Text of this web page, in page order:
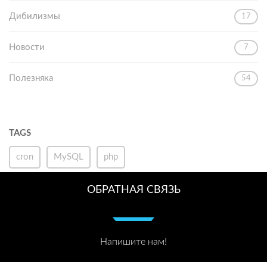
Дибилизмы 17
Новости 7
Полезняка 54
TAGS
cron MySQL php
ОБРАТНАЯ СВЯЗЬ
Напишите нам!